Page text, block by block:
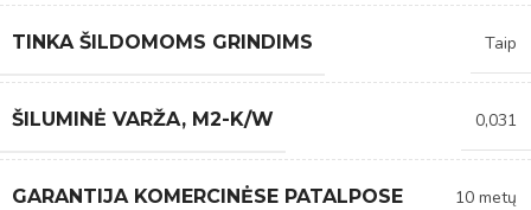
TINKA ŠILDOMOMS GRINDIMS Taip
ŠILUMINĖ VARŽA, M2-K/W 0,031
GARANTIJA KOMERCINĖSE PATALPOSE 10 metų